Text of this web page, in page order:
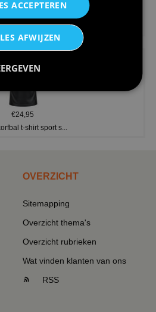
rood wit blauw st...
€24,95
t-shirt sport s...
OVERZICHT
Sitemapping
Overzicht thema's
Overzicht rubrieken
Wat vinden klanten van ons
RSS
ACCEPTEREN
AFWIJZEN